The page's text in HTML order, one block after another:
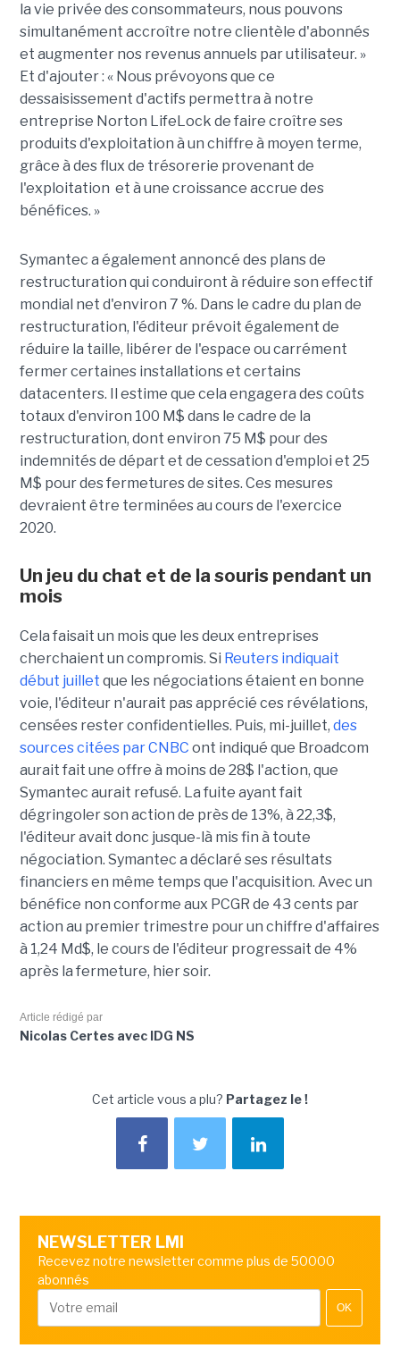
la vie privée des consommateurs, nous pouvons
simultanément accroître notre clientèle d'abonnés
et augmenter nos revenus annuels par utilisateur. »
Et d'ajouter : « Nous prévoyons que ce
dessaisissement d'actifs permettra à notre
entreprise Norton LifeLock de faire croître ses
produits d'exploitation à un chiffre à moyen terme,
grâce à des flux de trésorerie provenant de
l'exploitation et à une croissance accrue des
bénéfices. »
Symantec a également annoncé des plans de
restructuration qui conduiront à réduire son effectif
mondial net d'environ 7 %. Dans le cadre du plan de
restructuration, l'éditeur prévoit également de
réduire la taille, libérer de l'espace ou carrément
fermer certaines installations et certains
datacenters. Il estime que cela engagera des coûts
totaux d'environ 100 M$ dans le cadre de la
restructuration, dont environ 75 M$ pour des
indemnités de départ et de cessation d'emploi et 25
M$ pour des fermetures de sites. Ces mesures
devraient être terminées au cours de l'exercice
2020.
Un jeu du chat et de la souris pendant un
mois
Cela faisait un mois que les deux entreprises
cherchaient un compromis. Si Reuters indiquait
début juillet que les négociations étaient en bonne
voie, l'éditeur n'aurait pas apprécié ces révélations,
censées rester confidentielles. Puis, mi-juillet, des
sources citées par CNBC ont indiqué que Broadcom
aurait fait une offre à moins de 28$ l'action, que
Symantec aurait refusé. La fuite ayant fait
dégringoler son action de près de 13%, à 22,3$,
l'éditeur avait donc jusque-là mis fin à toute
négociation. Symantec a déclaré ses résultats
financiers en même temps que l'acquisition. Avec un
bénéfice non conforme aux PCGR de 43 cents par
action au premier trimestre pour un chiffre d'affaires
à 1,24 Md$, le cours de l'éditeur progressait de 4%
après la fermeture, hier soir.
Article rédigé par
Nicolas Certes avec IDG NS
Cet article vous a plu? Partagez le !
NEWSLETTER LMI
Recevez notre newsletter comme plus de 50000
abonnés
OK